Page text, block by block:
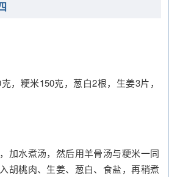
，粳米150克，葱白2根，生姜3片，
加水煮汤，然后用羊骨汤与粳米一同
胡桃肉、生姜、葱白、食盐，再稍煮